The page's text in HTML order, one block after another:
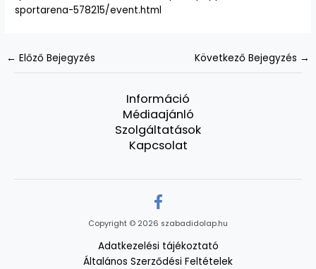
sportarena-578215/event.html
← Előző Bejegyzés Következő Bejegyzés →
Információ
Médiaajánló
Szolgáltatások
Kapcsolat
Copyright © 2026 szabadidolap.hu
Adatkezelési tájékoztató
Általános Szerződési Feltételek